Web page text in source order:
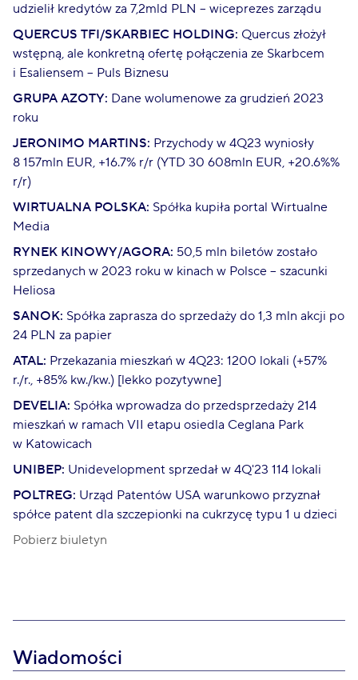
udzielił kredytów za 7,2mld PLN – wiceprezes zarządu
QUERCUS TFI/SKARBIEC HOLDING: Quercus złożył
wstępną, ale konkretną ofertę połączenia ze Skarbcem
i Esaliensem – Puls Biznesu
GRUPA AZOTY: Dane wolumenowe za grudzień 2023
roku
JERONIMO MARTINS: Przychody w 4Q23 wyniosły
8 157mln EUR, +16.7% r/r (YTD 30 608mln EUR, +20.6%%
r/r)
WIRTUALNA POLSKA: Spółka kupiła portal Wirtualne
Media
RYNEK KINOWY/AGORA: 50,5 mln biletów zostało
sprzedanych w 2023 roku w kinach w Polsce – szacunki
Heliosa
SANOK: Spółka zaprasza do sprzedaży do 1,3 mln akcji po
24 PLN za papier
ATAL: Przekazania mieszkań w 4Q23: 1200 lokali (+57%
r./r., +85% kw./kw.) [lekko pozytywne]
DEVELIA: Spółka wprowadza do przedsprzedaży 214
mieszkań w ramach VII etapu osiedla Ceglana Park
w Katowicach
UNIBEP: Unidevelopment sprzedał w 4Q'23 114 lokali
POLTREG: Urząd Patentów USA warunkowo przyznał
spółce patent dla szczepionki na cukrzycę typu 1 u dzieci
Pobierz biuletyn
Wiadomości